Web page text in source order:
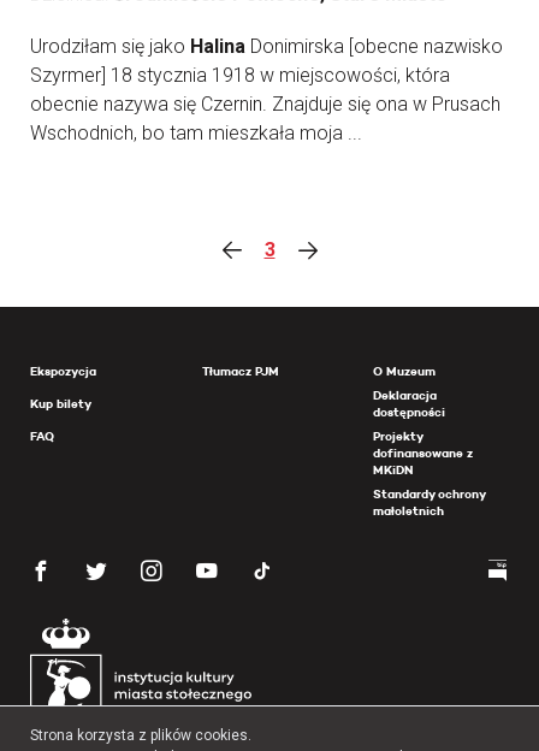
Urodziłam się jako Halina Donimirska [obecne nazwisko
Szyrmer] 18 stycznia 1918 w miejscowości, która
obecnie nazywa się Czernin. Znajduje się ona w Prusach
Wschodnich, bo tam mieszkała moja ...
3
Ekspozycja
Kup bilety
FAQ
Tłumacz PJM
O Muzeum
Deklaracja
dostępności
Projekty
dofinansowane z
MKiDN
Standardy ochrony
małoletnich
Strona korzysta z plików cookies.